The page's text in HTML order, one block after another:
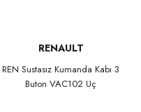
RENAULT
REN Sustasız Kumanda Kabı 3
Buton VAC102 Uç